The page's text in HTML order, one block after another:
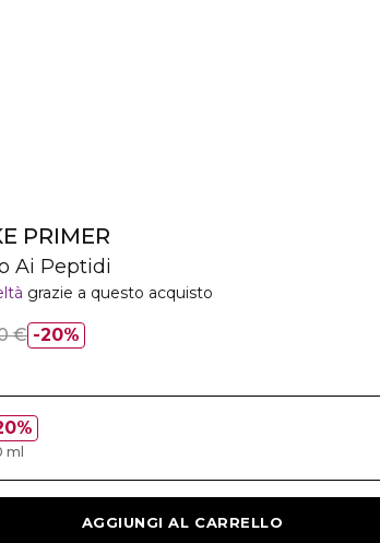
PRIMER
Ai Peptidi
grazie a questo acquisto
20%
€
ml